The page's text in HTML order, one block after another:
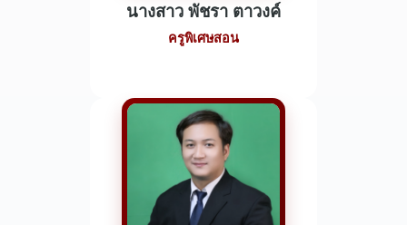
นางสาว พัชรา ตาวงค์
ครูพิเศษสอน